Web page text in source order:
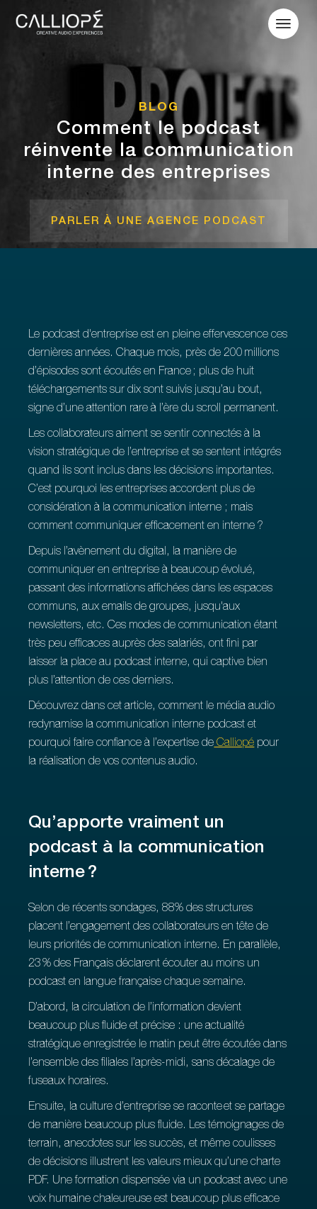
BLOG
Comment le podcast
réinvente la communication
interne des entreprises
PARLER À UNE AGENCE PODCAST
Le podcast d'entreprise est en pleine effervescence ces
dernières années. Chaque mois, près de 200 millions
d’épisodes sont écoutés en France ; plus de huit
téléchargements sur dix sont suivis jusqu’au bout,
signe d’une attention rare à l’ère du scroll permanent.
Les collaborateurs aiment se sentir connectés à la
vision stratégique de l’entreprise et se sentent intégrés
quand ils sont inclus dans les décisions importantes.
C’est pourquoi les entreprises accordent plus de
considération à la communication interne ; mais
comment communiquer efficacement en interne ?
Depuis l’avènement du digital, la manière de
communiquer en entreprise à beaucoup évolué,
passant des informations affichées dans les espaces
communs, aux emails de groupes, jusqu'aux
newsletters, etc. Ces modes de communication étant
très peu efficaces auprès des salariés, ont fini par
laisser la place au podcast interne, qui captive bien
plus l’attention de ces derniers.
Découvrez dans cet article, comment le média audio
redynamise la communication interne podcast et
pourquoi faire confiance à l’expertise de Calliopé pour
la réalisation de vos contenus audio.
Qu’apporte vraiment un
podcast à la communication
interne ?
Selon de récents sondages, 88% des structures
placent l’engagement des collaborateurs en tête de
leurs priorités de communication interne. En parallèle,
23 % des Français déclarent écouter au moins un
podcast en langue française chaque semaine.
D’abord, la circulation de l’information devient
beaucoup plus fluide et précise : une actualité
stratégique enregistrée le matin peut être écoutée dans
l’ensemble des filiales l’après‑midi, sans décalage de
fuseaux horaires.
Ensuite, la culture d’entreprise se raconte et se partage
de manière beaucoup plus fluide. Les témoignages de
terrain, anecdotes sur les succès, et même coulisses
de décisions illustrent les valeurs mieux qu’une charte
PDF. Une formation dispensée via un podcast avec une
voix humaine chaleureuse est beaucoup plus efficace